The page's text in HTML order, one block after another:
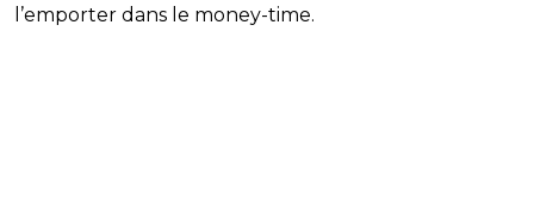
l’emporter dans le money-time.